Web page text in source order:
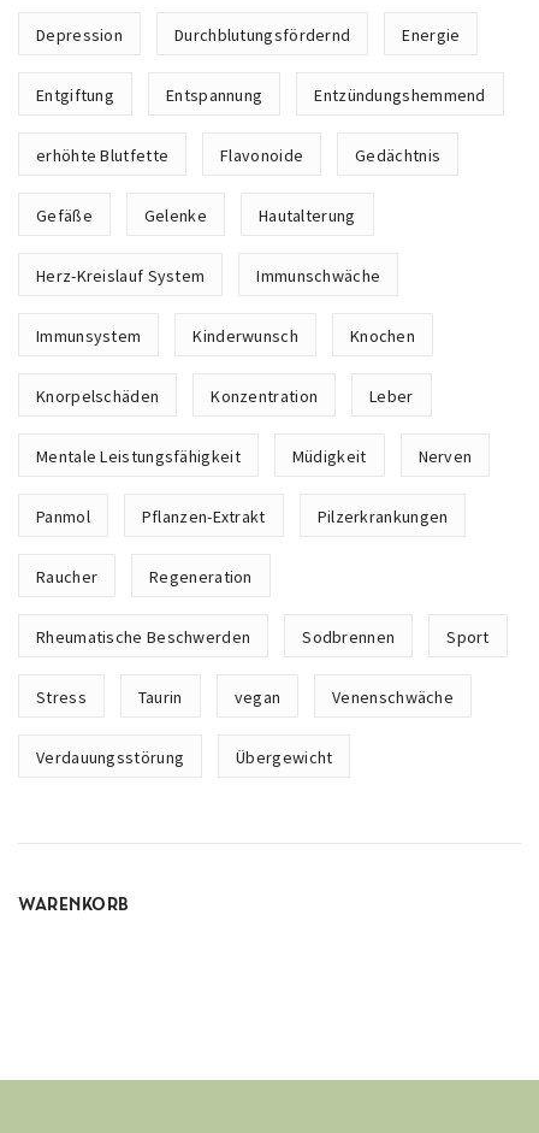
Depression Durchblutungsfördernd Energie
Entgiftung Entspannung Entzündungshemmend
erhöhte Blutfette Flavonoide Gedächtnis
Gefäße Gelenke Hautalterung
Herz-Kreislauf System Immunschwäche
Immunsystem Kinderwunsch Knochen
Knorpelschäden Konzentration Leber
Mentale Leistungsfähigkeit Müdigkeit Nerven
Panmol Pflanzen-Extrakt Pilzerkrankungen
Raucher Regeneration
Rheumatische Beschwerden Sodbrennen Sport
Stress Taurin vegan Venenschwäche
Verdauungsstörung Übergewicht
WARENKORB